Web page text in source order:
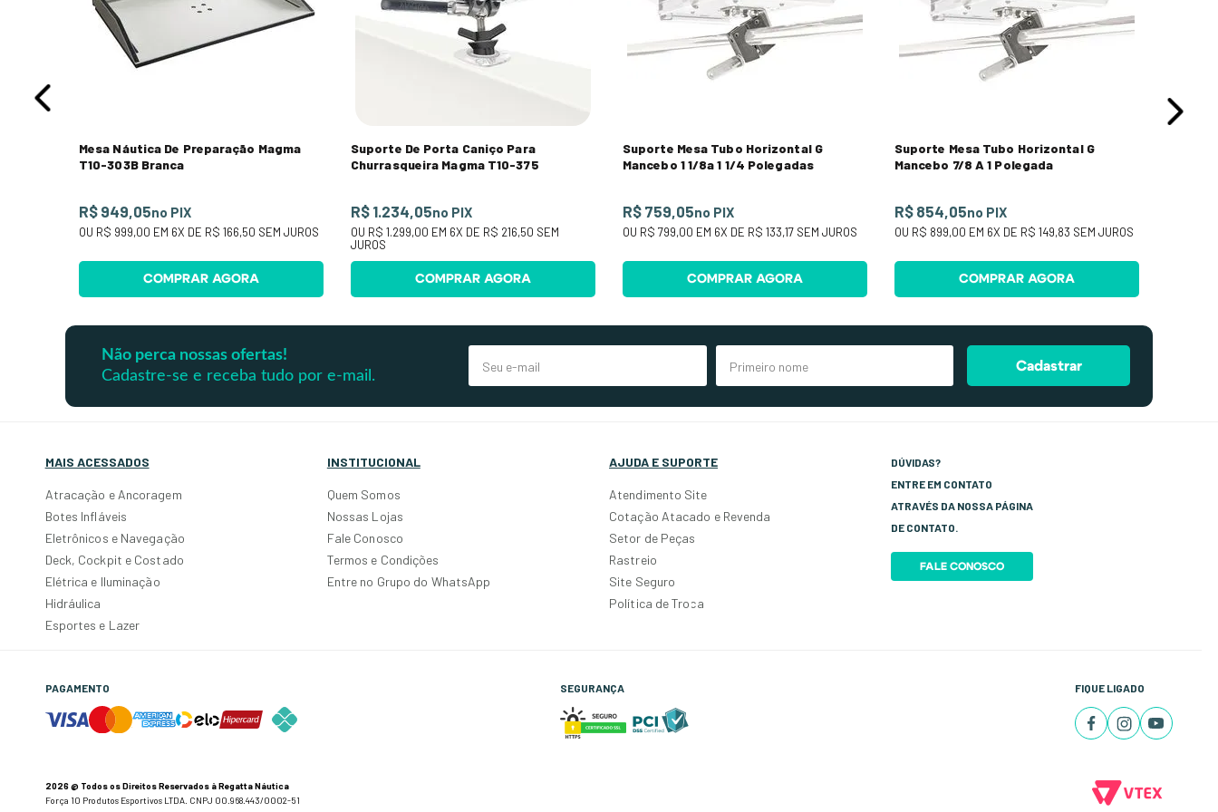
Mesa Náutica De Preparação Magma
T10-303B Branca
R$ 949,05no PIX
OU R$ 999,00 EM 6X DE R$ 166,50 SEM JUROS
COMPRAR AGORA
Suporte De Porta Caniço Para
Churrasqueira Magma T10-375
R$ 1.234,05no PIX
OU R$ 1.299,00 EM 6X DE R$ 216,50 SEM
JUROS
COMPRAR AGORA
Suporte Mesa Tubo Horizontal G
Mancebo 1 1/8a 1 1/4 Polegadas
R$ 759,05no PIX
OU R$ 799,00 EM 6X DE R$ 133,17SEM JUROS
COMPRAR AGORA
Suporte Mesa Tubo Horizontal G
Mancebo 7/8 A 1 Polegada
R$ 854,05no PIX
OU R$ 899,00 EM 6X DE R$ 149,83 SEM JUROS
COMPRAR AGORA
Não perca nossas ofertas!
Cadastre-se e receba tudo por e-mail.
Cadastrar
MAIS ACESSADOS
Atracação e Ancoragem
Botes Infláveis
Eletrônicos e Navegação
Deck, Cockpit e Costado
Elétrica e Iluminação
Hidráulica
Esportes e Lazer
INSTITUCIONAL
Quem Somos
Nossas Lojas
Fale Conosco
Termos e Condições
Entre no Grupo do WhatsApp
AJUDA E SUPORTE
Atendimento Site
Cotação Atacado e Revenda
Setor de Peças
Rastreio
Site Seguro
Política de Troca
DÚVIDAS?
ENTRE EM CONTATO
ATRAVÉS DA NOSSA PÁGINA
DE CONTATO.
FALE CONOSCO
PAGAMENTO SEGURANÇA FIQUE LIGADO
2026 @ Todos os Direitos Reservados à Regatta Náutica
Força 10 Produtos Esportivos LTDA. CNPJ 00.968.443/0002-51